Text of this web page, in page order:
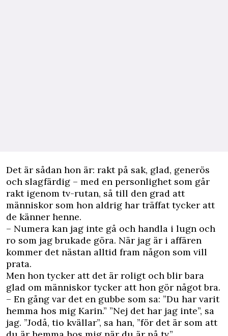
Det är sådan hon är: rakt på sak, glad, generös
och slagfärdig – med en personlighet som går
rakt igenom tv-rutan, så till den grad att
människor som hon aldrig har träffat tycker att
de känner henne.
– Numera kan jag inte gå och handla i lugn och
ro som jag brukade göra. När jag är i affären
kommer det nästan alltid fram någon som vill
prata.
Men hon tycker att det är roligt och blir bara
glad om människor tycker att hon gör något bra.
– En gång var det en gubbe som sa: ”Du har varit
hemma hos mig Karin.” ”Nej det har jag inte”, sa
jag. ”Jodå, tio kvällar”, sa han, ”för det är som att